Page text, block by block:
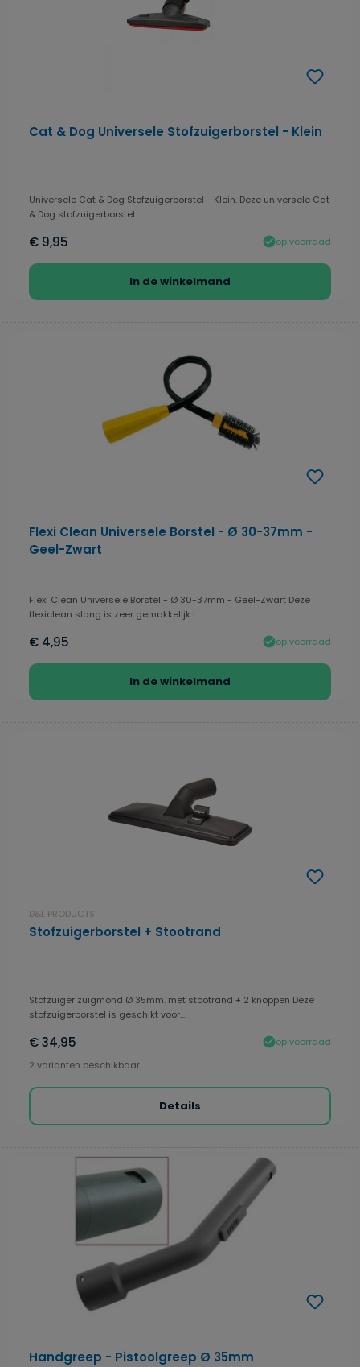
Cat & Dog Universele Stofzuigerborstel - Klein
Universele Cat & Dog Stofzuigerborstel - Klein. Deze universele Cat
& Dog stofzuigerborstel ...
€ 9,95 op voorraad
In de winkelmand
Flexi Clean Universele Borstel - Ø 30-37mm -
Geel-Zwart
Flexi Clean Universele Borstel - Ø 30-37mm - Geel-Zwart Deze
flexiclean slang is zeer gemakkelijk t...
€ 4,95 op voorraad
In de winkelmand
D&L PRODUCTS
Stofzuigerborstel + Stootrand
Stofzuiger zuigmond Ø 35mm. met stootrand + 2 knoppen Deze
stofzuigerborstel is geschikt voor...
€ 34,95
op voorraad
2 varianten beschikbaar
Details
Handgreep - Pistoolgreep Ø 35mm